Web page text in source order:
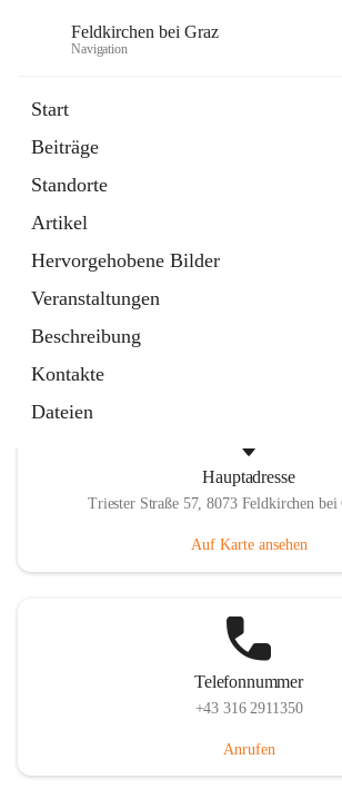
Feldkirchen bei Graz
Navigation
Start
Beiträge
Standorte
Artikel
Hervorgehobene Bilder
Veranstaltungen
Beschreibung
Kontakte
Dateien
Externe Webseite
in
Tab
Abfallwirtschaft
Externe Webseite
öffnet
in
neuem
Tab
Hauptadresse
Triester Straße 57, 8073 Feldkirchen
Auf Karte ansehen
Telefonnummer
+43 316 2911350
Anrufen